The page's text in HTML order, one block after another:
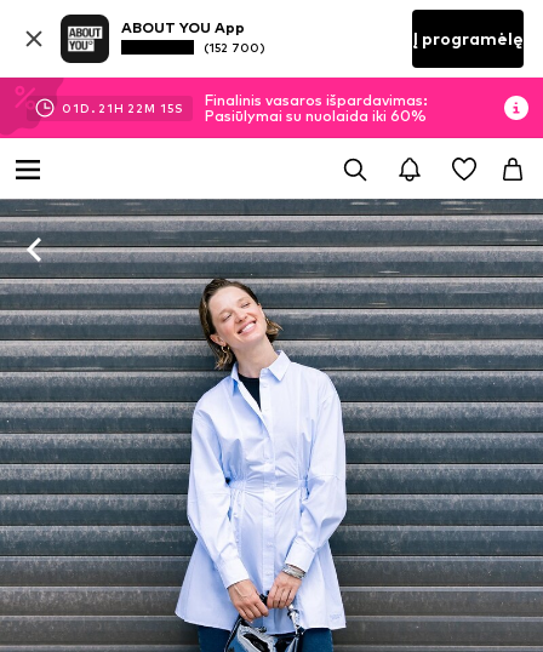
ABOUT YOU App
(152 700) Į programėlę
01D. 21H 22M 14S
Finalinis vasaros išpardavimas:
Pasiūlymai su nuolaida iki 60%